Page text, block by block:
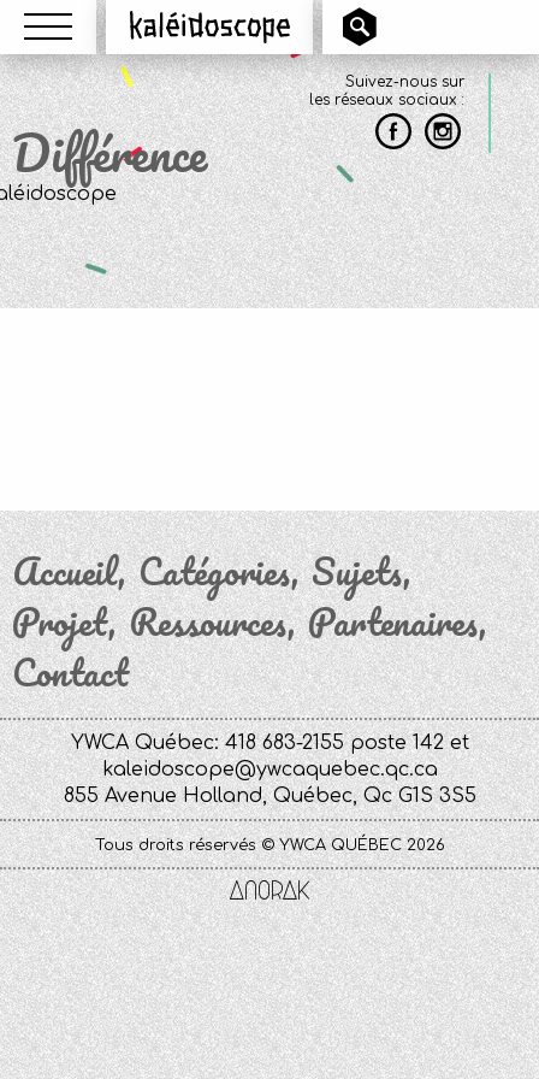
Menu Kaléidoscope
Suivez-nous sur
les réseaux sociaux :
Différence
Accueil Catégories Sujets
Projet Ressources Partenaires
Contact
YWCA Québec: 418 683-2155 poste 142 et
kaleidoscope@ywcaquebec.qc.ca
855 Avenue Holland, Québec, Qc G1S 3S5
Tous droits réservés © YWCA QUÉBEC 2026
Anorak
Studio